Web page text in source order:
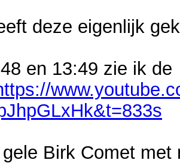
deze eigenlijk
en 13:49 zie ik de
Birk Comet